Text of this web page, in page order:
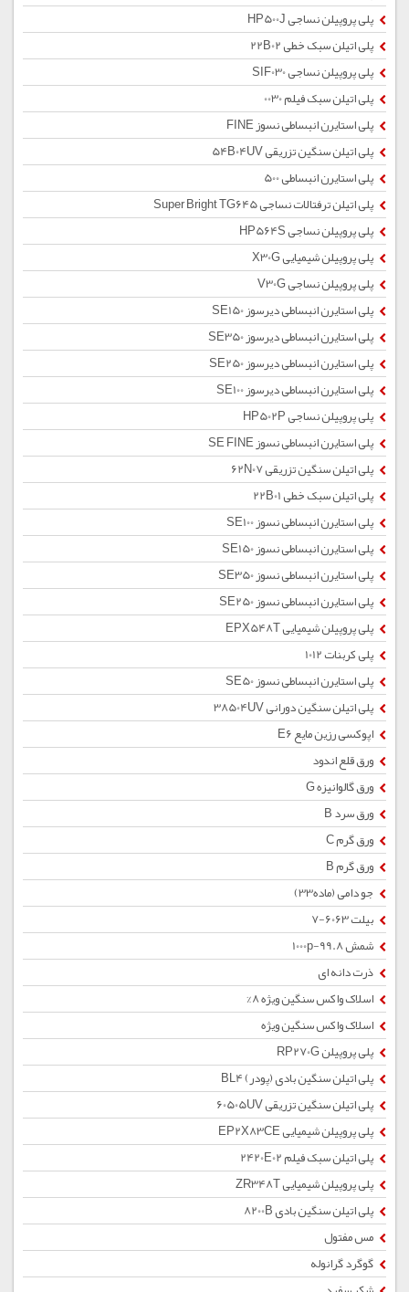
پلی پروپیلن نساجی HP500J
پلی اتیلن سبک خطی 22B02
پلی پروپیلن نساجی SIF030
پلی اتیلن سبک فیلم 0030
پلی استایرن انبساطی نسوز FINE
پلی اتیلن سنگین تزریقی 54B04UV
پلی استایرن انبساطی 500
پلی اتیلن ترفتالات نساجی Super Bright TG645
پلی پروپیلن نساجی HP564S
پلی پروپیلن شیمیایی X30G
پلی پروپیلن نساجی V30G
پلی استایرن انبساطی دیرسوز SE150
پلی استایرن انبساطی دیرسوز SE350
پلی استایرن انبساطی دیرسوز SE250
پلی استایرن انبساطی دیرسوز SE100
پلی پروپیلن نساجی HP502P
پلی استایرن انبساطی نسوز SE FINE
پلی اتیلن سنگین تزریقی 62N07
پلی اتیلن سبک خطی 22B01
پلی استایرن انبساطی نسوز SE100
پلی استایرن انبساطی نسوز SE150
پلی استایرن انبساطی نسوز SE350
پلی استایرن انبساطی نسوز SE250
پلی پروپیلن شیمیایی EPX548T
پلی کربنات 1012
پلی استایرن انبساطی نسوز SE50
پلی اتیلن سنگین دورانی 38504UV
اپوکسی رزین مایع E6
ورق قلع اندود
ورق گالوانیزه G
ورق سرد B
ورق گرم C
ورق گرم B
جو دامی (ماده33)
بیلت 6063-7
شمش 1000p-99.8
ذرت دانه ای
اسلاک واکس سنگین ویژه 8%
اسلاک واکس سنگین ویژه
پلی پروپیلن RP270G
پلی اتیلن سنگین بادی (پودر) BL4
پلی اتیلن سنگین تزریقی 60505UV
پلی پروپیلن شیمیایی EP2X83CE
پلی اتیلن سبک فیلم 2420E02
پلی پروپیلن شیمیایی ZR348T
پلی اتیلن سنگین بادی 8200B
مس مفتول
گوگرد گرانوله